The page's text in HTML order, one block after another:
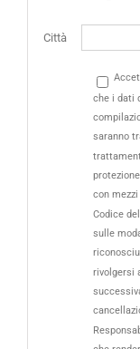
Città
che i dati
saranno
con
Codice
sulle
rivolgersi